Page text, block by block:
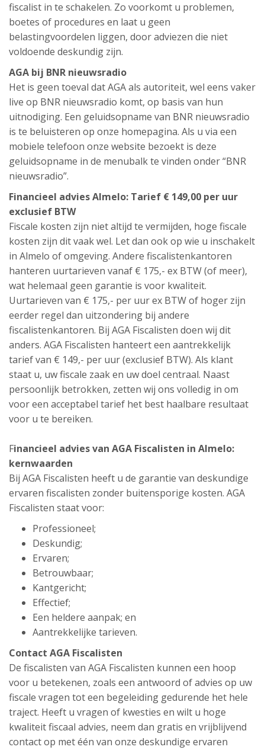
fiscalist in te schakelen. Zo voorkomt u problemen,
boetes of procedures en laat u geen
belastingvoordelen liggen, door adviezen die niet
voldoende deskundig zijn.
AGA bij BNR nieuwsradio
Het is geen toeval dat AGA als autoriteit, wel eens vaker
live op BNR nieuwsradio komt, op basis van hun
uitnodiging. Een geluidsopname van BNR nieuwsradio
is te beluisteren op onze homepagina. Als u via een
mobiele telefoon onze website bezoekt is deze
geluidsopname in de menubalk te vinden onder “BNR
nieuwsradio”.
Financieel advies Almelo: Tarief € 149,00 per uur
exclusief BTW
Fiscale kosten zijn niet altijd te vermijden, hoge fiscale
kosten zijn dit vaak wel. Let dan ook op wie u inschakelt
in Almelo of omgeving. Andere fiscalistenkantoren
hanteren uurtarieven vanaf € 175,- ex BTW (of meer),
wat helemaal geen garantie is voor kwaliteit.
Uurtarieven van € 175,- per uur ex BTW of hoger zijn
eerder regel dan uitzondering bij andere
fiscalistenkantoren. Bij AGA Fiscalisten doen wij dit
anders. AGA Fiscalisten hanteert een aantrekkelijk
tarief van € 149,- per uur (exclusief BTW). Als klant
staat u, uw fiscale zaak en uw doel centraal. Naast
persoonlijk betrokken, zetten wij ons volledig in om
voor een acceptabel tarief het best haalbare resultaat
voor u te bereiken.
Financieel advies van AGA Fiscalisten in Almelo:
kernwaarden
Bij AGA Fiscalisten heeft u de garantie van deskundige
ervaren fiscalisten zonder buitensporige kosten. AGA
Fiscalisten staat voor:
Professioneel;
Deskundig;
Ervaren;
Betrouwbaar;
Kantgericht;
Effectief;
Een heldere aanpak; en
Aantrekkelijke tarieven.
Contact AGA Fiscalisten
De fiscalisten van AGA Fiscalisten kunnen een hoop
voor u betekenen, zoals een antwoord of advies op uw
fiscale vragen tot een begeleiding gedurende het hele
traject. Heeft u vragen of kwesties en wilt u hoge
kwaliteit fiscaal advies, neem dan gratis en vrijblijvend
contact op met één van onze deskundige ervaren